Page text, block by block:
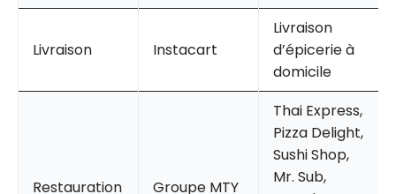
Livraison Instacart
Livraison
d’épicerie à
domicile
Restauration Groupe MTY
Thai Express,
Pizza Delight,
Sushi Shop,
Mr. Sub,